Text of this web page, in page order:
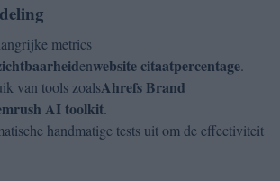
metrics
enwebsite citaatpercentage.
van tools zoalsAhrefs Brand
AI toolkit.
handmatige tests uit om de effectiviteit